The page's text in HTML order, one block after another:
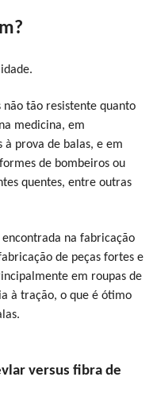
tão resistente quanto
medicina, em
prova de balas, e em
de bombeiros ou
quentes, entre outras
na fabricação
de peças fortes e
em roupas de
à tração, o que é ótimo
versus fibra de